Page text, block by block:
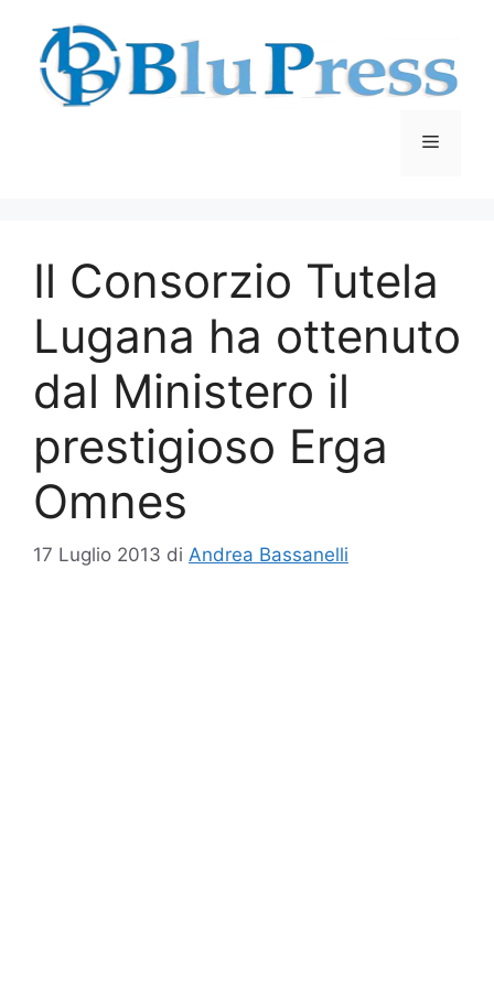
contenuto
Menu
Il Consorzio Tutela
Lugana ha ottenuto
dal Ministero il
prestigioso Erga
Omnes
17 Luglio 2013 di Andrea Bassanelli